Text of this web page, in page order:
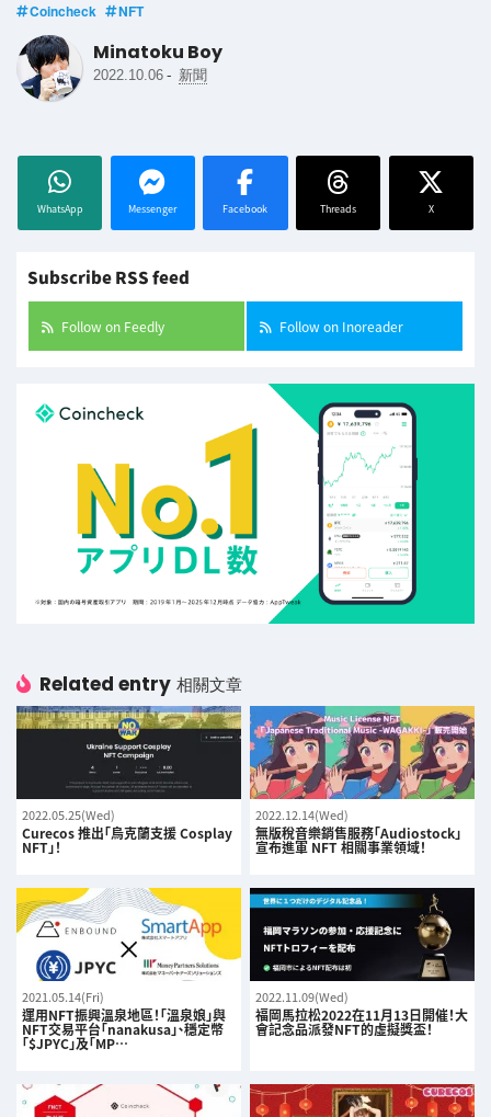
Coincheck NFT
Minatoku Boy
2022.10.06 - 新聞
WhatsApp Messenger Facebook Threads X
Subscribe RSS feed
Follow on Feedly Follow on Inoreader
Related entry 相關文章
2022.05.25(Wed)
Curecos 推出「烏克蘭支援 Cosplay
NFT」！
2022.12.14(Wed)
無版稅音樂銷售服務「Audiostock」
宣布進軍 NFT 相關事業領域！
2021.05.14(Fri)
運用NFT振興溫泉地區！「溫泉娘」與
NFT交易平台「nanakusa」、穩定幣
「$JPYC」及「MP…
2022.11.09(Wed)
福岡馬拉松2022在11月13日開催！大
會記念品派發NFT的虛擬獎盃！